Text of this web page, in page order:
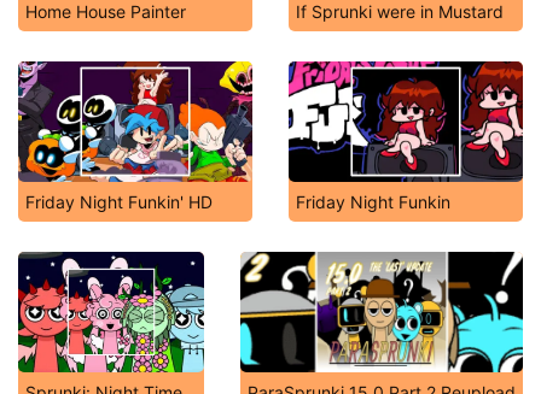
Home House Painter If Sprunki were in Mustard
Friday Night Funkin' HD Friday Night Funkin